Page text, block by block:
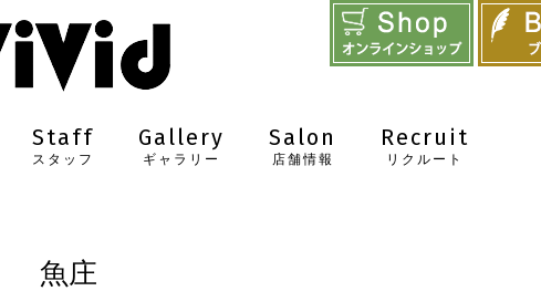
Staff
スタッフ
Gallery
ギャラリー
Salon
店舗情報
Recruit
リクルート
魚庄